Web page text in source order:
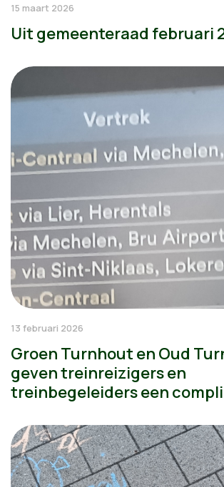
15 maart 2026
Uit gemeenteraad februari
13 februari 2026
Groen Turnhout en Oud
geven treinreizigers en
treinbegeleiders een